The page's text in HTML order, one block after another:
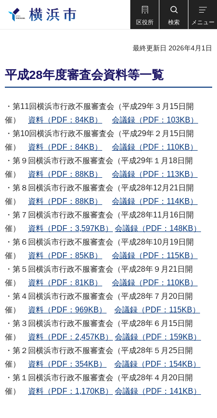
区役所 検索 メニュー
最終更新日 2026年4月1日
平成28年度審査会資料等一覧
・第11回横浜市行政不服審査会（平成29年３月15日開
催） 資料（PDF：84KB）
会議録（PDF：103KB）
・第10回横浜市行政不服審査会（平成29年２月15日開
催） 資料（PDF：84KB）
会議録（PDF：110KB）
・第９回横浜市行政不服審査会（平成29年１月18日開
催） 資料（PDF：88KB）
会議録（PDF：113KB）
・第８回横浜市行政不服審査会（平成28年12月21日開
催） 資料（PDF：88KB）
会議録（PDF：114KB）
・第７回横浜市行政不服審査会（平成28年11月16日開
催） 資料（PDF：3,597KB）
会議録（PDF：148KB）
・第６回横浜市行政不服審査会（平成28年10月19日開
催） 資料（PDF：85KB）
会議録（PDF：115KB）
・第５回横浜市行政不服審査会（平成28年９月21日開
催） 資料（PDF：81KB）
会議録（PDF：110KB）
・第４回横浜市行政不服審査会（平成28年７月20日開
催） 資料（PDF：969KB）
会議録（PDF：115KB）
・第３回横浜市行政不服審査会（平成28年６月15日開
催） 資料（PDF：2,457KB）
会議録（PDF：159KB）
・第２回横浜市行政不服審査会（平成28年５月25日開
催） 資料（PDF：354KB）
会議録（PDF：154KB）
・第１回横浜市行政不服審査会（平成28年４月20日開
催） 資料（PDF：1,170KB） 会議録（PDF：141KB）